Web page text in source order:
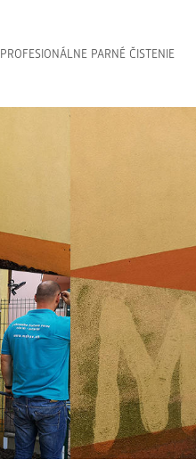
PROFESIONÁLNE PARNÉ ČISTENIE